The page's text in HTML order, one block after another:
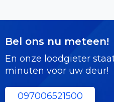
Bel ons nu meteen!
En onze loodgieter
minuten voor uw deur!
097006521500